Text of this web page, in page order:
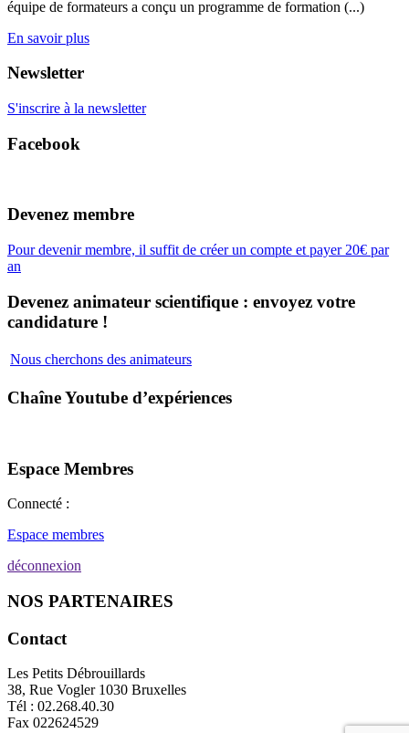
équipe de formateurs a conçu un programme de formation (...)
En savoir plus
Newsletter
S'inscrire à la newsletter
Facebook
Devenez membre
Pour devenir membre, il suffit de créer un compte et payer 20€ par
an
Devenez animateur scientifique : envoyez votre
candidature !
Nous cherchons des animateurs
Chaîne Youtube d’expériences
Espace Membres
Connecté :
Espace membres
déconnexion
NOS PARTENAIRES
Contact
Les Petits Débrouillards
38, Rue Vogler 1030 Bruxelles
Tél : 02.268.40.30
Fax 022624529